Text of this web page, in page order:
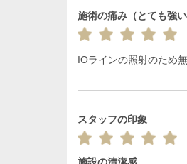
施術の痛み（とても強い
IOラインの照射のため
スタッフの印象
施設の清潔感